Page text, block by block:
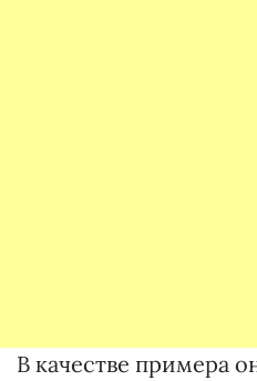
В качестве примера